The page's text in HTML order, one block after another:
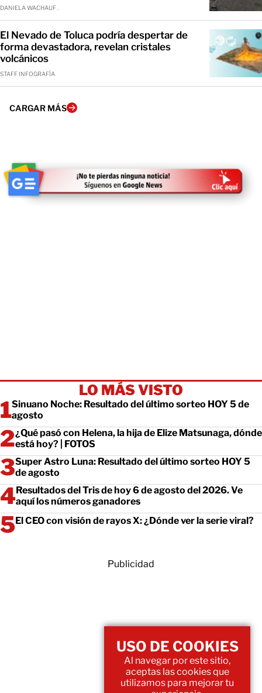
DANIELA WACHAUF .
El Nevado de Toluca podría despertar de
forma devastadora, revelan cristales
volcánicos
STAFF INFOGRAFÍA
CARGAR MÁS
LO MÁS VISTO
Sinuano Noche: Resultado del último sorteo HOY 5 de
agosto
¿Qué pasó con Helena, la hija de Elize Matsunaga, dónde
está hoy? | FOTOS
Super Astro Luna: Resultado del último sorteo HOY 5
de agosto
Resultados del Tris de hoy 6 de agosto del 2026. Ve
aquí los números ganadores
El CEO con visión de rayos X: ¿Dónde ver la serie viral?
Publicidad
USO DE COOKIES
Al navegar por este sitio,
aceptas las cookies que
utilizamos para mejorar tu